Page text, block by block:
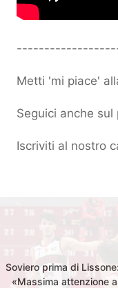
Metti 'mi piace'
Seguici anche
Iscriviti al nostro
Soviero prima di Lissone:
«Massima attenzione